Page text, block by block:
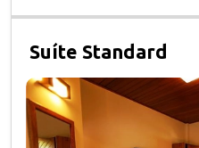
Suíte Standard